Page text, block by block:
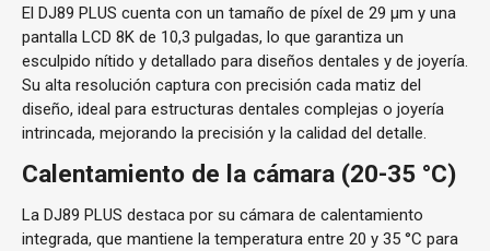
El DJ89 PLUS cuenta con un tamaño de píxel de 29 μm y una
pantalla LCD 8K de 10,3 pulgadas, lo que garantiza un
esculpido nítido y detallado para diseños dentales y de joyería.
Su alta resolución captura con precisión cada matiz del
diseño, ideal para estructuras dentales complejas o joyería
intrincada, mejorando la precisión y la calidad del detalle.
Calentamiento de la cámara (20-35 °C)
La DJ89 PLUS destaca por su cámara de calentamiento
integrada, que mantiene la temperatura entre 20 y 35 °C para